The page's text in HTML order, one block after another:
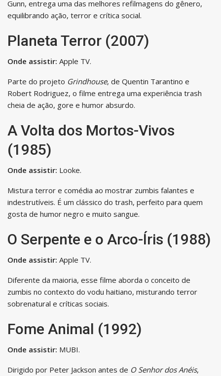
Gunn, entrega uma das melhores refilmagens do gênero,
equilibrando ação, terror e crítica social.
Planeta Terror (2007)
Onde assistir: Apple TV.
Parte do projeto Grindhouse, de Quentin Tarantino e
Robert Rodriguez, o filme entrega uma experiência trash
cheia de ação, gore e humor absurdo.
A Volta dos Mortos-Vivos
(1985)
Onde assistir: Looke.
Mistura terror e comédia ao mostrar zumbis falantes e
indestrutíveis. É um clássico do trash, perfeito para quem
gosta de humor negro e muito sangue.
O Serpente e o Arco-Íris (1988)
Onde assistir: Apple TV.
Diferente da maioria, esse filme aborda o conceito de
zumbis no contexto do vodu haitiano, misturando terror
sobrenatural e críticas sociais.
Fome Animal (1992)
Onde assistir: MUBI.
Dirigido por Peter Jackson antes de O Senhor dos Anéis,